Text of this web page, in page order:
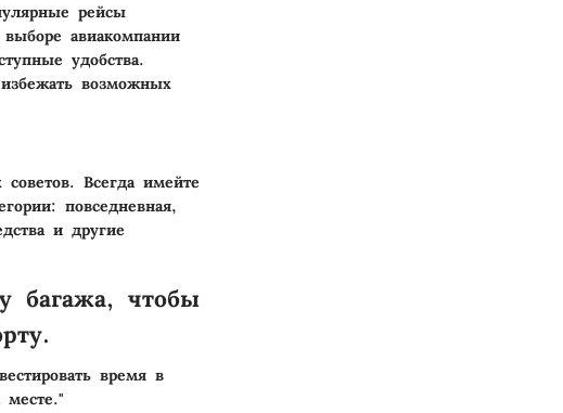
рейсы
авиакомпании
удобства.
возможных
Всегда имейте
повседневная,
и другие
багажа, чтобы
время в
месте."